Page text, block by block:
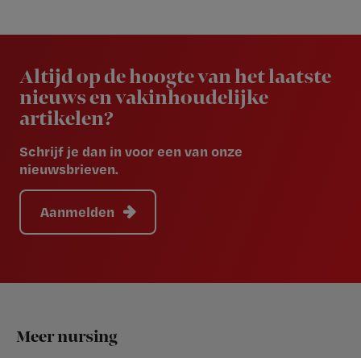
Altijd op de hoogte van het laatste
nieuws en vakinhoudelijke
artikelen?
Schrijf je dan in voor een van onze
nieuwsbrieven.
Aanmelden
Footer
Meer nursing